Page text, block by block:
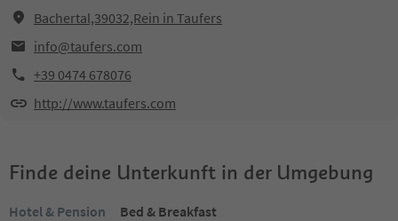
Bachertal,39032,Rein in Taufers
info@taufers.com
+39 0474 678076
http://www.taufers.com
Finde deine Unterkunft in der Umgebung
Hotel & Pension
Bed & Breakfast